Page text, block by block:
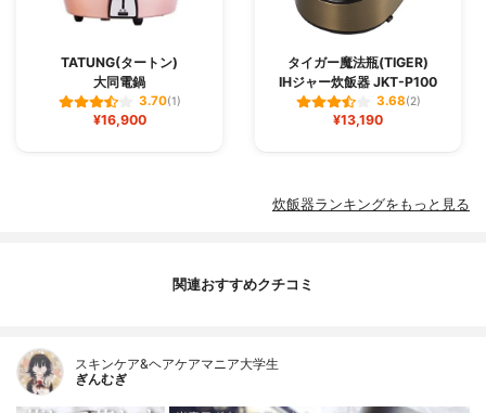
TATUNG(タートン)
大同電鍋
3.70(1)
¥16,900
タイガー魔法瓶(TIGER)
IHジャー炊飯器 JKT-P100
3.68(2)
¥13,190
炊飯器ランキングをもっと見る
関連おすすめクチコミ
スキンケア&ヘアケアマニア大学生
ぎんむぎ